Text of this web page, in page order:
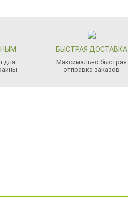
для
БЫСТРАЯ ДОСТАВКА
Максимально быстрая
отправка заказов